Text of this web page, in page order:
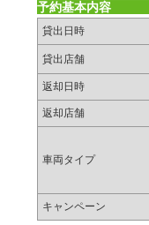
予約基本内容
貸出日時
貸出店舗
返却日時
返却店舗
車両タイプ
キャンペーン